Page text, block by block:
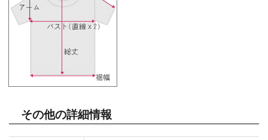
その他の詳細情報